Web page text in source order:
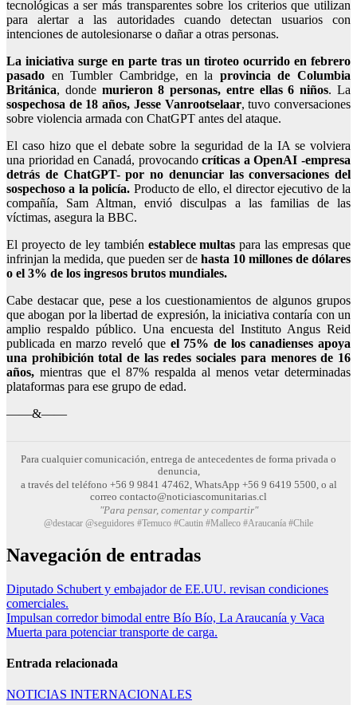
tecnológicas a ser más transparentes sobre los criterios que utilizan
para alertar a las autoridades cuando detectan usuarios con
intenciones de autolesionarse o dañar a otras personas.
La iniciativa surge en parte tras un tiroteo ocurrido en febrero
pasado en Tumbler Cambridge, en la provincia de Columbia
Británica, donde murieron 8 personas, entre ellas 6 niños. La
sospechosa de 18 años, Jesse Vanrootselaar,tuvo conversaciones
sobre violencia armada con ChatGPT antes del ataque.
El caso hizo que el debate sobre la seguridad de la IA se volviera
una prioridad en Canadá, provocandocríticas a OpenAI -empresa
detrás de ChatGPT- por no denunciar las conversaciones del
sospechoso a la policía. Producto de ello, el director ejecutivo de la
compañía, Sam Altman, envió disculpas a las familias de las
víctimas, asegura la BBC.
El proyecto de ley también establece multas para las empresas que
infrinjan la medida, que pueden ser de hasta 10 millones de dólares
o el 3% de los ingresos brutos mundiales.
Cabe destacar que, pese a los cuestionamientos de algunos grupos
que abogan por la libertad de expresión, la iniciativa contaría con un
amplio respaldo público. Una encuesta del Instituto Angus Reid
publicada en marzo reveló que el 75% de los canadienses apoya
una prohibición total de las redes sociales para menores de 16
años, mientras que el 87% respalda al menos vetar determinadas
plataformas para ese grupo de edad.
——&——
Para cualquier comunicación, entrega de antecedentes de forma privada o
denuncia,
a través del teléfono +56 9 9841 47462, WhatsApp +56 9 6419 5500, o al
correo contacto@noticiascomunitarias.cl
"Para pensar, comentar y compartir"
@destacar @seguidores #Temuco #Cautin #Malleco #Araucanía #Chile
Navegación de entradas
Diputado Schubert y embajador de EE.UU. revisan condiciones
comerciales.
Impulsan corredor bimodal entre Bío Bío, La Araucanía y Vaca
Muerta para potenciar transporte de carga.
Entrada relacionada
NOTICIAS INTERNACIONALES